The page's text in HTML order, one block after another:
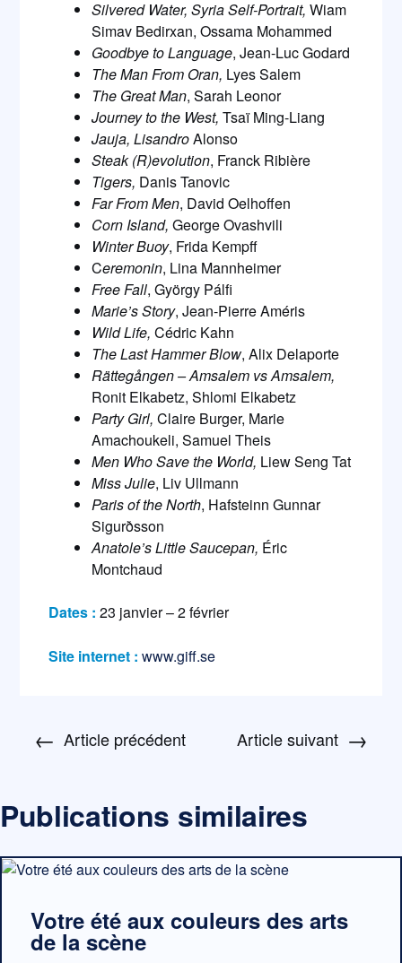
Silvered Water, Syria Self-Portrait, Wiam
Simav Bedirxan, Ossama Mohammed
Goodbye to Language, Jean-Luc Godard
The Man From Oran, Lyes Salem
The Great Man, Sarah Leonor
Journey to the West, Tsaï Ming-Liang
Jauja, LisandroAlonso
Steak (R)evolution, Franck Ribière
Tigers, Danis Tanovic
Far From Men, David Oelhoffen
Corn Island, George Ovashvili
Winter Buoy, Frida Kempff
Ceremonin, Lina Mannheimer
Free Fall, György Pálfi
Marie’s Story, Jean-Pierre Améris
Wild Life, Cédric Kahn
The Last Hammer Blow, Alix Delaporte
Rättegången – Amsalem vs Amsalem,
Ronit Elkabetz, Shlomi Elkabetz
Party Girl, Claire Burger, Marie
Amachoukeli, Samuel Theis
Men Who Save the World, Liew Seng Tat
Miss Julie, Liv Ullmann
Paris of the North, Hafsteinn Gunnar
Sigurðsson
Anatole’s Little Saucepan, Éric
Montchaud
Dates : 23 janvier – 2 février
Site internet : www.giff.se
← Article précédent Article suivant →
Publications similaires
Votre été aux couleurs des arts
de la scène